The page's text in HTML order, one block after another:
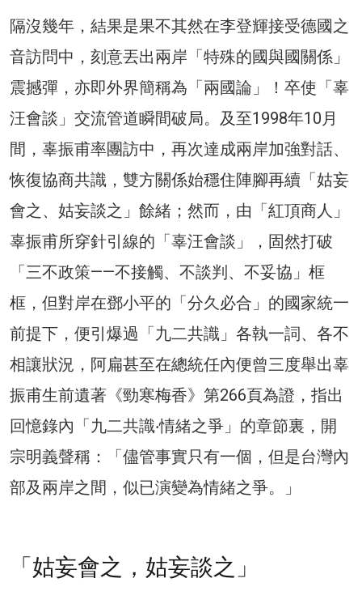
隔沒幾年，結果是果不其然在李登輝接受德國之
音訪問中，刻意丟出兩岸「特殊的國與國關係」
震撼彈，亦即外界簡稱為「兩國論」！卒使「辜
汪會談」交流管道瞬間破局。及至1998年10月
間，辜振甫率團訪中，再次達成兩岸加強對話、
恢復協商共識，雙方關係始穩住陣腳再續「姑妄
會之、姑妄談之」餘緒；然而，由「紅頂商人」
辜振甫所穿針引線的「辜汪會談」，固然打破
「三不政策——不接觸、不談判、不妥協」框
框，但對岸在鄧小平的「分久必合」的國家統一
前提下，便引爆過「九二共識」各執一詞、各不
相讓狀況，阿扁甚至在總統任內便曾三度舉出辜
振甫生前遺著《勁寒梅香》第266頁為證，指出
回憶錄內「九二共識‧情緒之爭」的章節裏，開
宗明義聲稱：「儘管事實只有一個，但是台灣內
部及兩岸之間，似已演變為情緒之爭。」
「姑妄會之，姑妄談之」